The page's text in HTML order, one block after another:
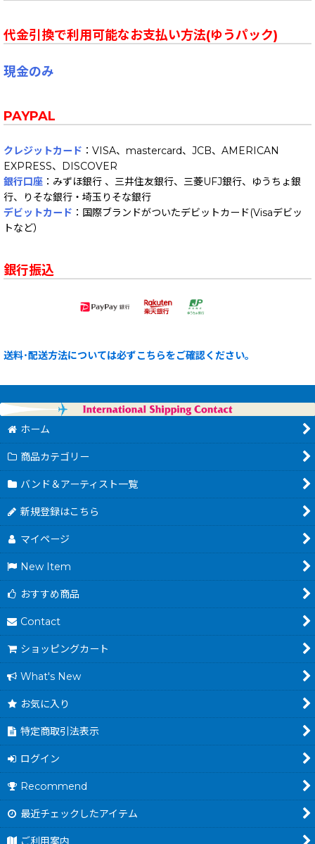
代金引換で利用可能なお支払い方法(ゆうパック)
現金のみ
PAYPAL
クレジットカード ：VISA、mastercard、JCB、AMERICAN
EXPRESS、DISCOVER
銀行口座 ：みずほ銀行 、三井住友銀行、三菱UFJ銀行、ゆうちょ銀
行、りそな銀行・埼玉りそな銀行
デビットカード ：国際ブランドがついたデビットカード(Visaデビッ
トなど）
銀行振込
送料･配送方法については必ずこちらをご確認ください。
ホーム
商品カテゴリー
バンド＆アーティスト一覧
新規登録はこちら
マイページ
New Item
おすすめ商品
Contact
ショッピングカート
What's New
お気に入り
特定商取引法表示
ログイン
Recommend
最近チェックしたアイテム
ご利用案内